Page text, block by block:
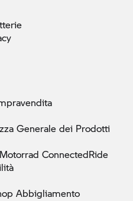
Generale dei Prodotti
ConnectedRide
Abbigliamento